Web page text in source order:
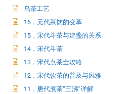
乌茶工艺
16，元代茶饮的变革
15，宋代斗茶与建盏的关系
14，宋代斗茶
13，宋代点茶全攻略
12，宋代饮茶的普及与风雅
11，唐代煮茶“三沸”详解